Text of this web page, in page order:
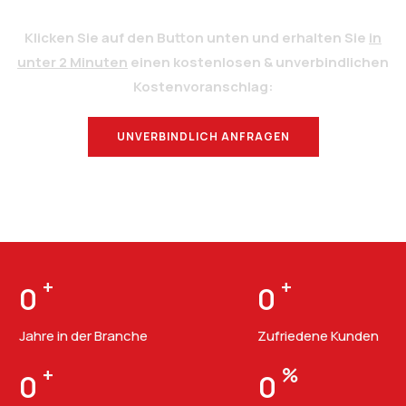
Klicken Sie auf den Button unten und erhalten Sie in
unter 2 Minuten einen kostenlosen & unverbindlichen
Kostenvoranschlag:
UNVERBINDLICH ANFRAGEN
0 +
Jahre in der Branche
0 +
Zufriedene Kunden
0 + 0 %